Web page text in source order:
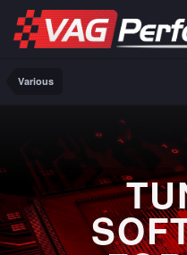
Various